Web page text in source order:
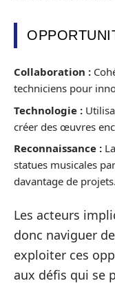
Collaboration :
techniciens pour
Technologie :
créer des œuvres
Reconnaissance :
statues musicales
davantage de projets.
Les acteurs
donc naviguer
exploiter ces
aux défis qui se